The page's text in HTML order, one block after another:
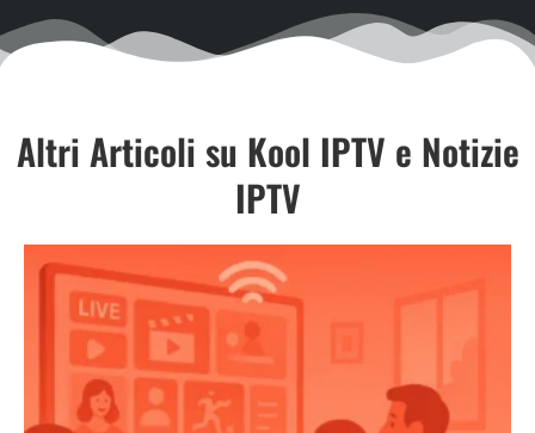
Altri Articoli su Kool IPTV e Notizie
IPTV